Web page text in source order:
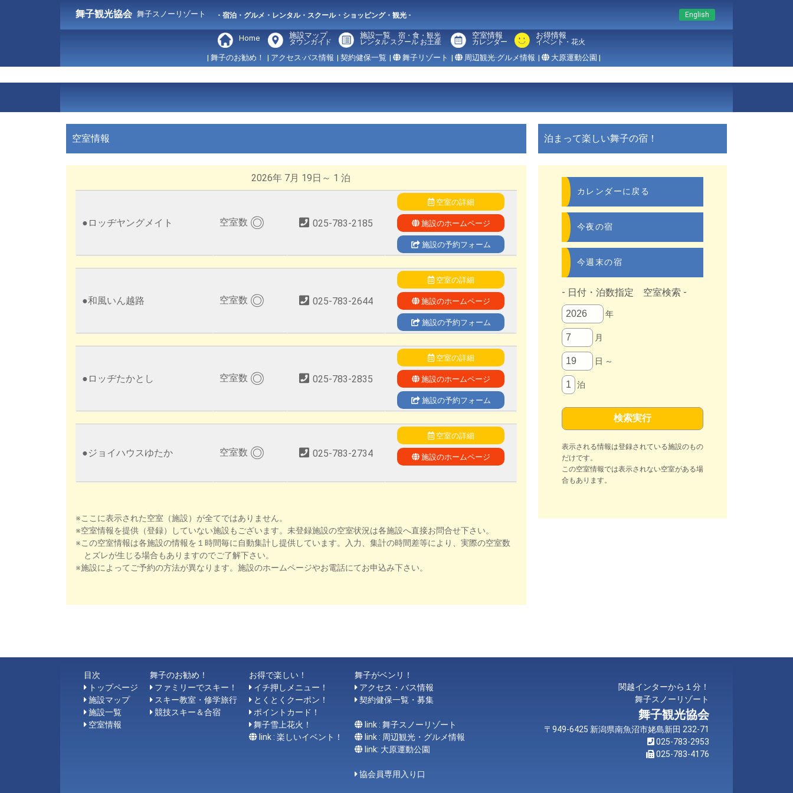
English
舞子観光協会 舞子スノーリゾート - 宿泊・グルメ・レンタル・スクール・ショッピング・観光 -
Home 施設マップ
タウンガイド
施設一覧 宿・食・観光
レンタル スクール お土産
空室情報
カレンダー
お得情報
イベント・花火
| 舞子のお勧め！ | アクセス·バス情報 | 契約健保一覧 | 舞子リゾート | 周辺観光·グルメ情報 | 大原運動公園 |
空室情報
2026年 7月 19日～ 1 泊
● ロッヂヤングメイト 空室数 ◎ 025-783-2185
空室の詳細
施設のホームページ
施設の予約フォーム
●和風いん越路 空室数 ◎ 025-783-2644
空室の詳細
施設のホームページ
施設の予約フォーム
● ロッヂたかとし 空室数 ◎ 025-783-2835
空室の詳細
施設のホームページ
施設の予約フォーム
●ジョイハウスゆたか 空室数 ◎ 025-783-2734
空室の詳細
施設のホームページ
※ここに表示された空室（施設）が全てではありません。
※空室情報を提供（登録）していない施設もございます。未登録施設の空室状況は各施設へ直接お問合せ下さい。
※この空室情報は各施設の情報を１時間毎に自動集計し提供しています。入力、集計の時間差等により、実際の空室数
とズレが生じる場合もありますのでご了解下さい。
※施設によってご予約の方法が異なります。施設のホームページやお電話にてお申込み下さい。
泊まって楽しい舞子の宿！
カレンダーに戻る
今夜の宿
今週末の宿
- 日付・泊数指定 空室検索 -
年
月
日 ～
泊
表示される情報は登録されている施設のもの
だけです。
この空室情報では表示されない空室がある場
合もあります。
目次
トップページ
施設マップ
施設一覧
空室情報
舞子のお勧め！
ファミリーでスキー！
スキー教室・修学旅行
競技スキー＆合宿
お得で楽しい！
イチ押しメニュー！
とくとくクーポン！
ポイントカード！
舞子雪上花火！
link : 楽しいイベント！
舞子がベンリ！
アクセス・バス情報
契約健保一覧・募集
link : 舞子スノーリゾート
link : 周辺観光・グルメ情報
link: 大原運動公園
協会員専用入り口
関越インターから１分！
舞子スノーリゾート
舞子観光協会
〒949-6425 新潟県南魚沼市姥島新田 232-71
025-783-2953
025-783-4176